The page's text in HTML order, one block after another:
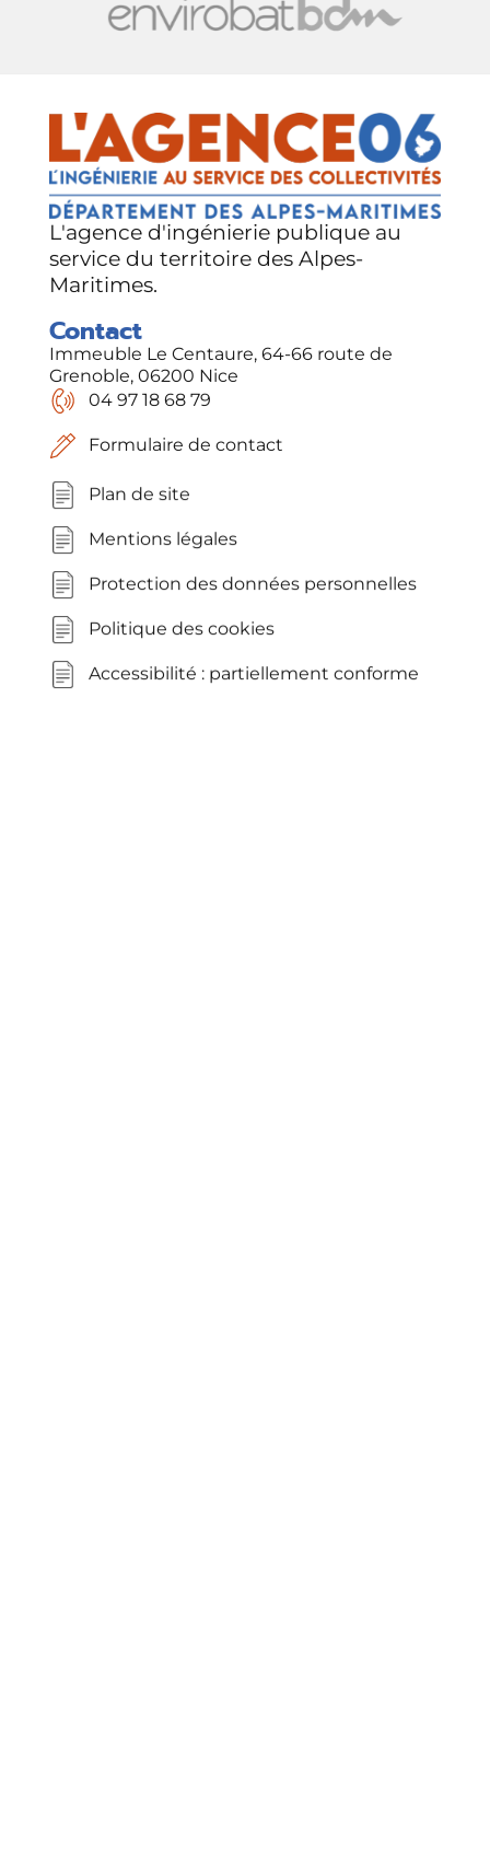
L'agence d'ingénierie publique au
service du territoire des Alpes-
Maritimes.
Contact
Immeuble Le Centaure, 64-66 route de
Grenoble, 06200 Nice
04 97 18 68 79
Formulaire de contact
Plan de site
Mentions légales
Protection des données personnelles
Politique des cookies
Accessibilité : partiellement conforme